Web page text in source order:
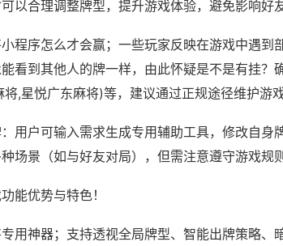
以合理调整牌型，提升游戏体验，避免影响好
程序怎么才会赢；一些玩家反映在游戏中遇到
看到其他人的牌一样，由此怀疑是不是有挂？
,星悦广东麻将)等，建议通过正规途径维护游戏
用户可输入需求生成专用辅助工具，修改自身
场景（如与好友对局），但需注意遵守游戏规
能优势与特色！
用神器；支持透视全局牌型、智能出牌策略、